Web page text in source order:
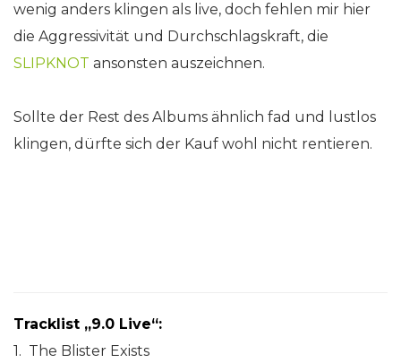
wenig anders klingen als live, doch fehlen mir hier
die Aggressivität und Durchschlagskraft, die
SLIPKNOT ansonsten auszeichnen.
Sollte der Rest des Albums ähnlich fad und lustlos
klingen, dürfte sich der Kauf wohl nicht rentieren.
Tracklist „9.0 Live“:
1. The Blister Exists